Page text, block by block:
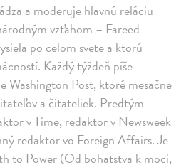
a moderuje hlavnú reláciu
vzťahom – Fareed
po celom svete a ktorú
Každý týždeň píše
Washington Post, ktoré mesačne
a čitateliek. Predtým
v Time, redaktor v Newsweek
redaktor vo Foreign Affairs. Je
to Power (Od bohatstva k moci,